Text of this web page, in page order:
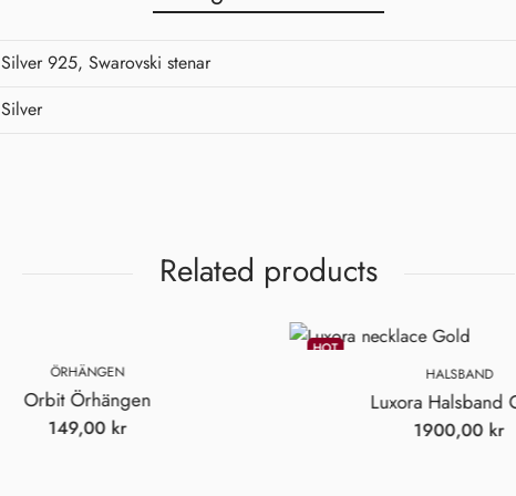
Silver 925, Swarovski stenar
Silver
Related products
ÖRHÄNGEN
Orbit Örhängen
149,00kr
HOT
HALSBAND
Luxora Halsband
1900,00 kr